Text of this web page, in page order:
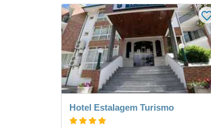
Hotel Estalagem Turismo